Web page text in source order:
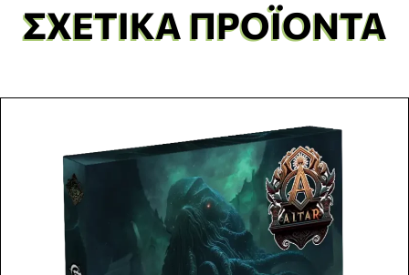
ΣΧΕΤΙΚΆ ΠΡΟΪΌΝΤΑ